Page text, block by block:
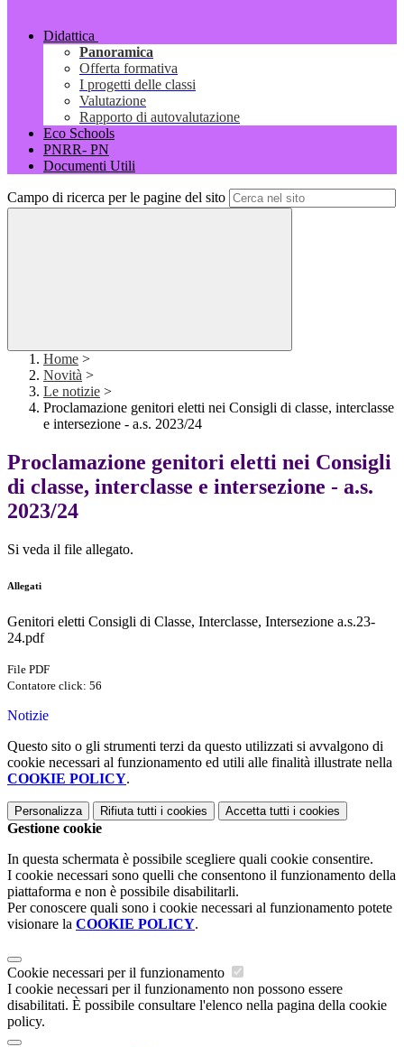
Didattica
Panoramica
Offerta formativa
I progetti delle classi
Valutazione
Rapporto di autovalutazione
Eco Schools
PNRR- PN
Documenti Utili
Campo di ricerca per le pagine del sito
Home >
Novità >
Le notizie >
Proclamazione genitori eletti nei Consigli di classe, interclasse
e intersezione - a.s. 2023/24
Proclamazione genitori eletti nei Consigli
di classe, interclasse e intersezione - a.s.
2023/24
Si veda il file allegato.
Allegati
Genitori eletti Consigli di Classe, Interclasse, Intersezione a.s.23-
24.pdf
File PDF
Contatore click: 56
Notizie
Questo sito o gli strumenti terzi da questo utilizzati si avvalgono di
cookie necessari al funzionamento ed utili alle finalità illustrate nella
COOKIE POLICY.
Personalizza Rifiuta tutti i cookies Accetta tutti i cookies
Gestione cookie
In questa schermata è possibile scegliere quali cookie consentire.
I cookie necessari sono quelli che consentono il funzionamento della
piattaforma e non è possibile disabilitarli.
Per conoscere quali sono i cookie necessari al funzionamento potete
visionare la COOKIE POLICY.
Cookie necessari per il funzionamento
I cookie necessari per il funzionamento non possono essere
disabilitati. È possibile consultare l'elenco nella pagina della cookie
policy.